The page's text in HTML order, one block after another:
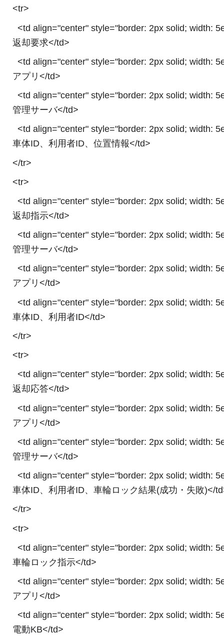
<tr>
<td align="center" style="border: 2px solid; width:
返却要求</td>
<td align="center" style="border: 2px solid; width:
アプリ</td>
<td align="center" style="border: 2px solid; width:
管理サーバ</td>
<td align="center" style="border: 2px solid; width:
車体ID、利用者ID、位置情報</td>
</tr>
<tr>
<td align="center" style="border: 2px solid; width:
返却指示</td>
<td align="center" style="border: 2px solid; width:
管理サーバ</td>
<td align="center" style="border: 2px solid; width:
アプリ</td>
<td align="center" style="border: 2px solid; width:
車体ID、利用者ID</td>
</tr>
<tr>
<td align="center" style="border: 2px solid; width:
返却応答</td>
<td align="center" style="border: 2px solid; width:
アプリ</td>
<td align="center" style="border: 2px solid; width:
管理サーバ</td>
<td align="center" style="border: 2px solid; width:
車体ID、利用者ID、車輪ロック結果(成功・失敗)</
</tr>
<tr>
<td align="center" style="border: 2px solid; width:
車輪ロック指示</td>
<td align="center" style="border: 2px solid; width:
アプリ</td>
<td align="center" style="border: 2px solid; width:
電動KB</td>